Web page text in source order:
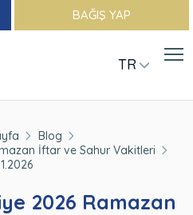
BAĞIŞ YAP
TR
Blog
İftar ve Sahur Vakitleri
2026 Ramazan